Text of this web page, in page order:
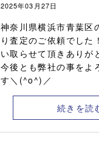
2025年03月27日
神奈川県横浜市青葉区
り査定のご依頼でした
い取らせて頂きありが
今後とも弊社の事をよ
す＼(^o^)／
続きを読